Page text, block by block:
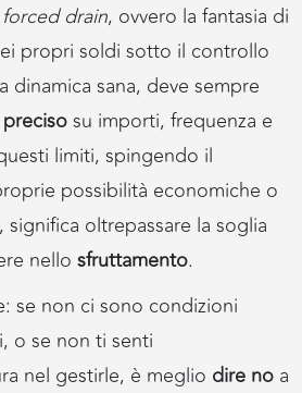
forced drain, ovvero la fantasia di
propri soldi sotto il controllo
dinamica sana, deve sempre
su importi, frequenza e
limiti, spingendo il
possibilità economiche o
oltrepassare la soglia
nello sfruttamento.
se non ci sono condizioni
o se non ti senti
nel gestirle, è meglio dire no a